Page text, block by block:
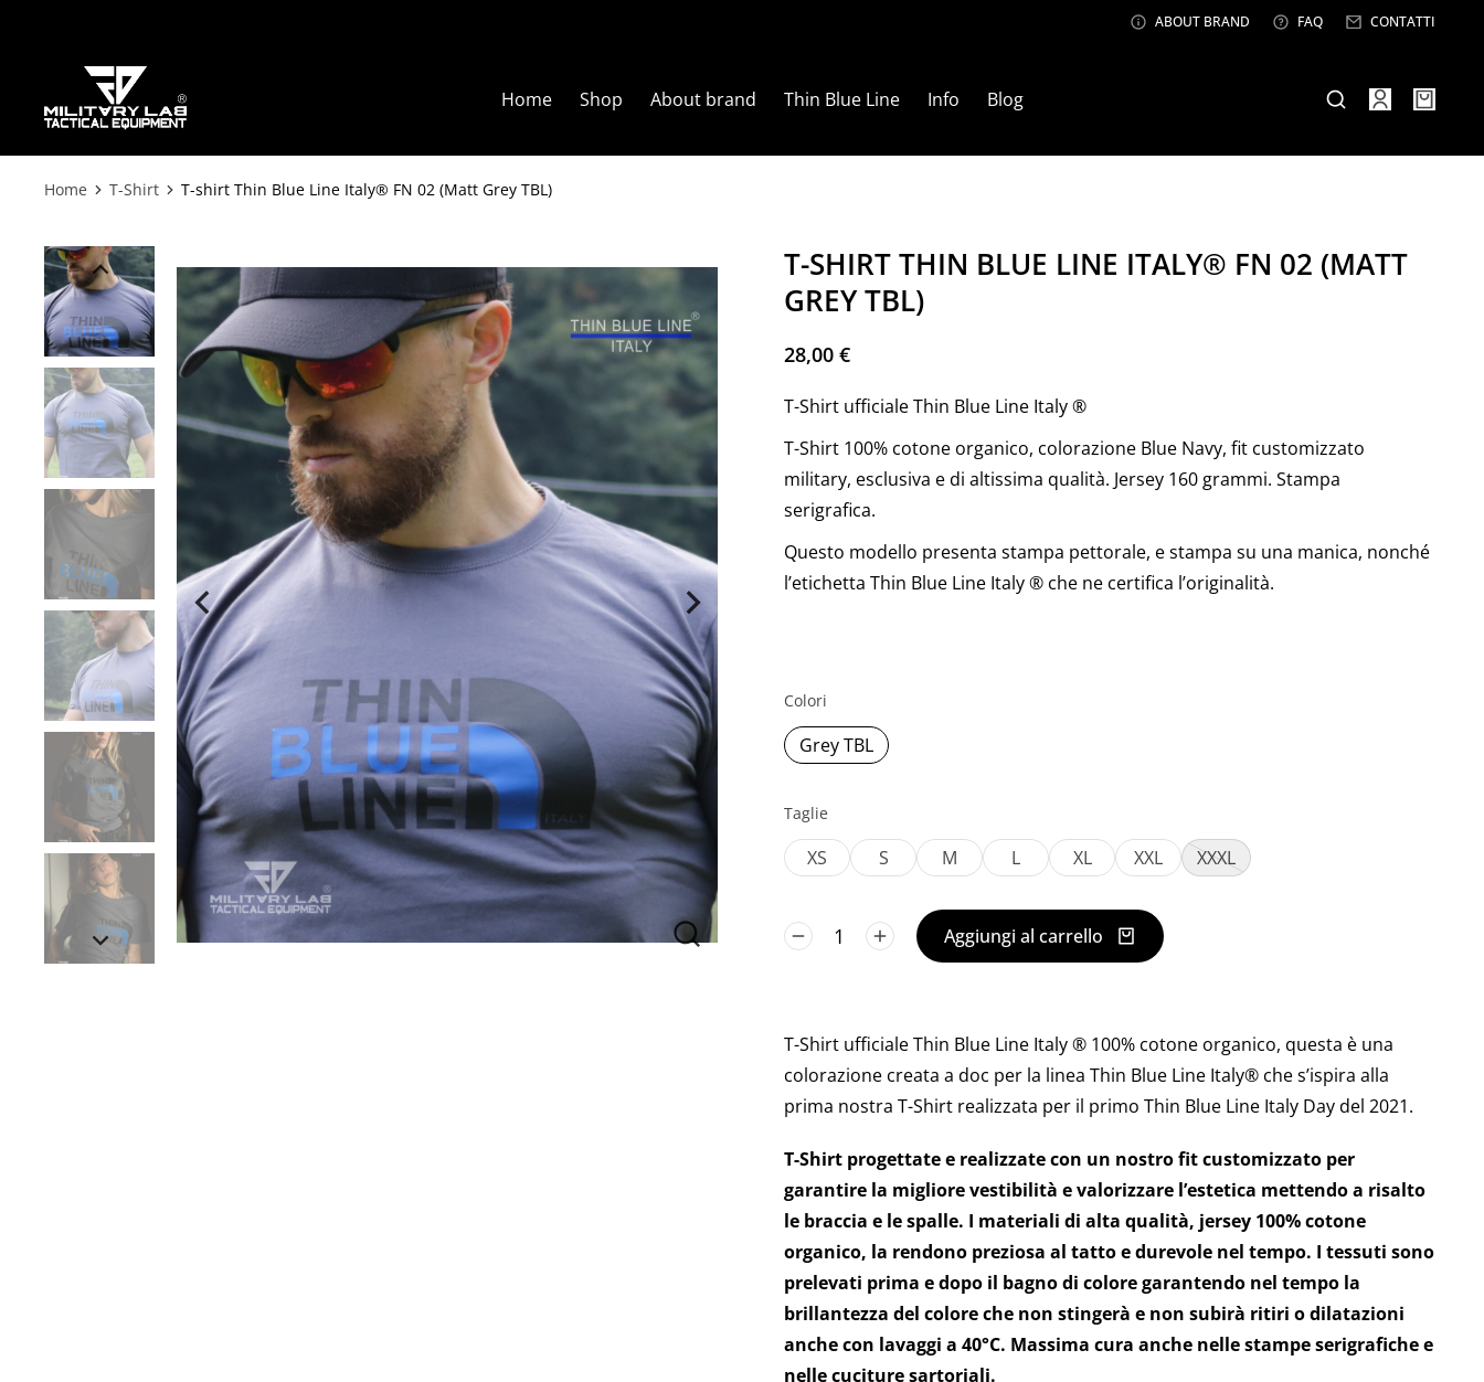
ABOUT BRAND FAQ CONTATTI
Home Shop About brand Thin Blue Line Info Blog
Tu sei qui:
Home T-Shirt T-shirt Thin Blue Line Italy® FN 02 (Matt Grey TBL)
T-SHIRT THIN BLUE LINE ITALY® FN 02 (MATT
GREY TBL)
28,00 €
T-Shirt ufficialeThin Blue Line Italy ®
T-Shirt 100% cotone organico, colorazione Blue Navy, fit customizzato
military, esclusiva e di altissima qualità. Jersey 160 grammi. Stampa
serigrafica.
Questo modello presenta stampa pettorale, e stampa su una manica, nonché
l’etichetta Thin Blue Line Italy ® che ne certifica l’originalità.
Colori
Grey TBL
Taglie
XS S M L XL XXL XXXL
Aggiungi al carrello
T-Shirt ufficialeThin Blue Line Italy ® 100% cotone organico, questa è una
colorazione creata a doc per la linea Thin Blue Line Italy® che s’ispira alla
prima nostra T-Shirt realizzata per il primo Thin Blue Line Italy Day del 2021.
T-Shirt progettate e realizzate con un nostro fit customizzato per
garantire la migliore vestibilità e valorizzare l’estetica mettendo a risalto
le braccia e le spalle. I materiali di alta qualità, jersey 100% cotone
organico, la rendono preziosa al tatto e durevole nel tempo. I tessuti sono
prelevati prima e dopo il bagno di colore garantendo nel tempo la
brillantezza del colore che non stingerà e non subirà ritiri o dilatazioni
anche con lavaggi a 40°C. Massima cura anche nelle stampe serigrafiche e
nelle cuciture sartoriali.